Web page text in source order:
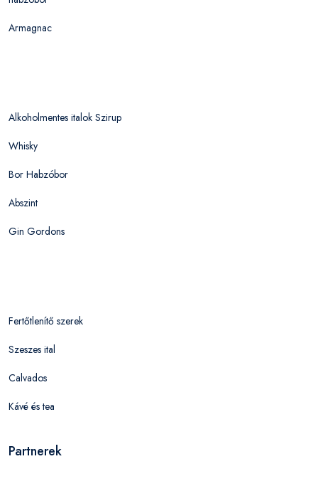
Armagnac
Alkoholmentes italok Szirup
Whisky
Bor Habzóbor
Abszint
Gin Gordons
Fertőtlenítő szerek
Szeszes ital
Calvados
Kávé és tea
Partnerek